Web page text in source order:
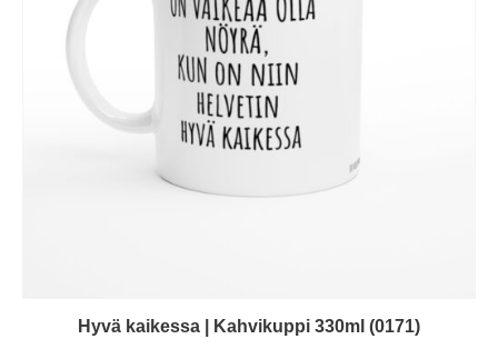
Hyvä kaikessa | Kahvikuppi 330ml (0171)